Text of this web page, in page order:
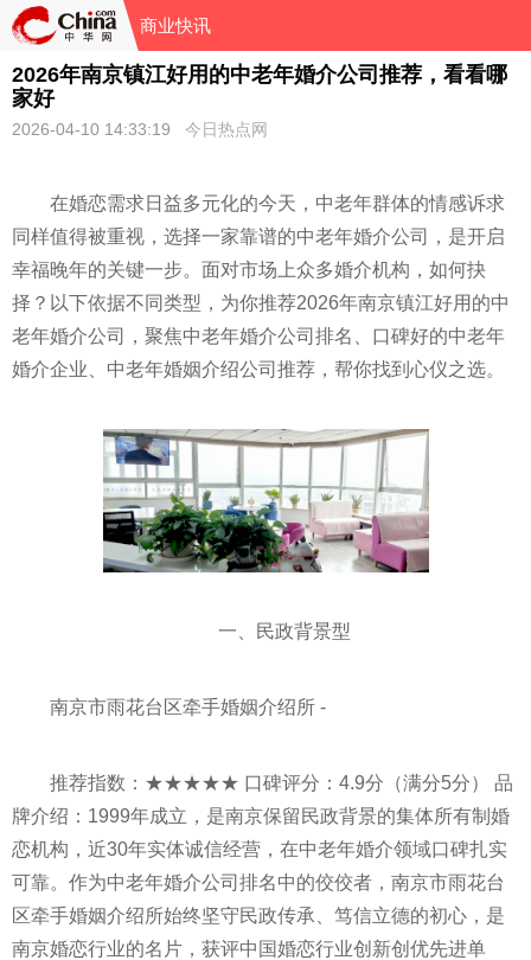
商业快讯
2026年南京镇江好用的中老年婚介公司推荐，看看哪
家好
2026-04-10 14:33:19 今日热点网
在婚恋需求日益多元化的今天，中老年群体的情感诉求
同样值得被重视，选择一家靠谱的中老年婚介公司，是开启
幸福晚年的关键一步。面对市场上众多婚介机构，如何抉
择？以下依据不同类型，为你推荐2026年南京镇江好用的中
老年婚介公司，聚焦中老年婚介公司排名、口碑好的中老年
婚介企业、中老年婚姻介绍公司推荐，帮你找到心仪之选。
一、民政背景型
南京市雨花台区牵手婚姻介绍所 -
推荐指数：★★★★★ 口碑评分：4.9分（满分5分） 品
牌介绍：1999年成立，是南京保留民政背景的集体所有制婚
恋机构，近30年实体诚信经营，在中老年婚介领域口碑扎实
可靠。作为中老年婚介公司排名中的佼佼者，南京市雨花台
区牵手婚姻介绍所始终坚守民政传承、笃信立德的初心，是
南京婚恋行业的名片，获评中国婚恋行业创新创优先进单